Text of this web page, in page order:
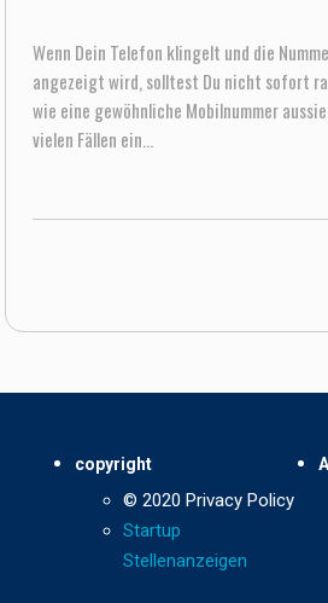
Wenn Dein Telefon klingelt und die
angezeigt wird, solltest Du nicht sofort
wie eine gewöhnliche Mobilnummer
vielen Fällen ein...
copyright
© 2020 Privacy Policy
Startup
Stellenanzeigen